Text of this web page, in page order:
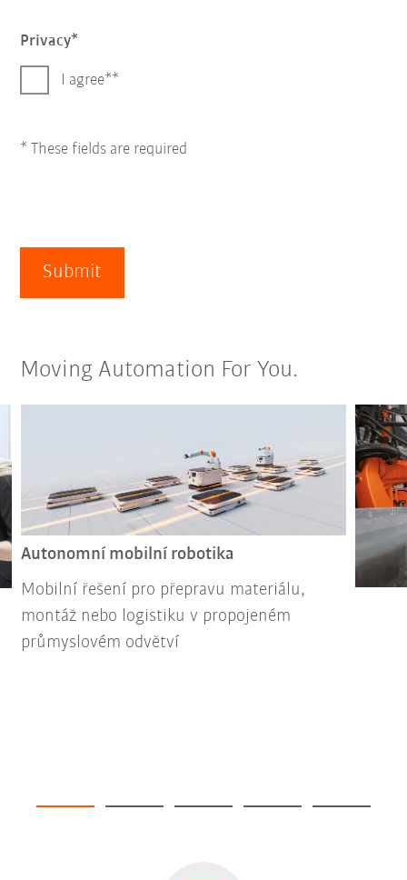
Privacy
I agree*
* These fields are required
Submit
Moving Automation For You.
Autonomní mobilní robotika
Mobilní řešení pro přepravu materiálu,
montáž nebo logistiku v propojeném
průmyslovém odvětví